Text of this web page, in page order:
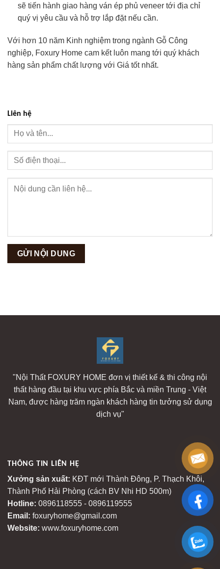
sẽ tiến hành giao hàng ván ép phủ veneer tới địa chỉ
quý vị yêu cầu và hỗ trợ lắp đặt nếu cần.
Với hơn 10 năm Kinh nghiệm trong ngành Gỗ Công
nghiệp, Foxury Home cam kết luôn mang tới quý khách
hàng sản phẩm chất lượng với Giá tốt nhất.
Liên hệ
"Nội Thất FOXURY HOME đơn vị thiết kế & thi công nội
thất hàng đầu tại khu vực phía Bắc và miền Trung - Việt
Nam, được hàng trăm ngàn khách hàng tin tưởng sử dụng
dịch vụ"
THÔNG TIN LIÊN HỆ
Xưởng sản xuất: KĐT mới Thành Đông, P. Thạch Khôi,
Thành Phố Hải Phòng (cách BV Nhi HD 500m)
Hotline: 0896118555 - 0896119555
Email: foxuryhome@gmail.com
Website: www.foxuryhome.com